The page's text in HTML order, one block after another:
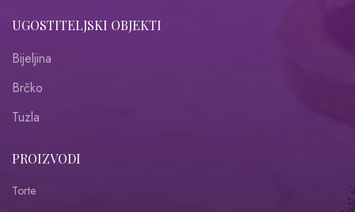
UGOSTITELJSKI OBJEKTI
Bijeljina
Brčko
Tuzla
PROIZVODI
Torte